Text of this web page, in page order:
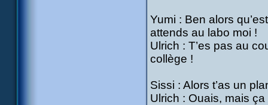
Yumi : Ben alors
attends au labo moi !
Ulrich : T’es pas au
collège !
Sissi : Alors t’as un
Ulrich : Ouais, mais